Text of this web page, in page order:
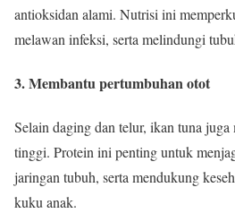
antioksidan alami. Nutrisi ini
melawan infeksi, serta melindungi
3. Membantu pertumbuhan otot
Selain daging dan telur, ikan tuna
tinggi. Protein ini penting untuk
jaringan tubuh, serta mendukung
kuku anak.